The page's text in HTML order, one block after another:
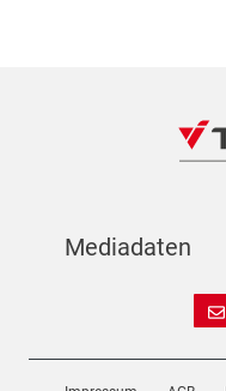
Mediadaten